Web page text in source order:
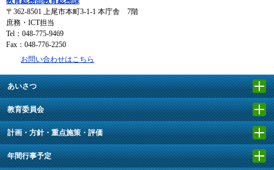
〒362-8501
上尾市本町3-1-1 本庁舎 7階
庶務・ICT担当
Tel：048-775-9469
Fax：048-776-2250
お問い合わせはこちら
あいさつ
教育委員会
計画・方針・重点施策・評価
年間行事予定